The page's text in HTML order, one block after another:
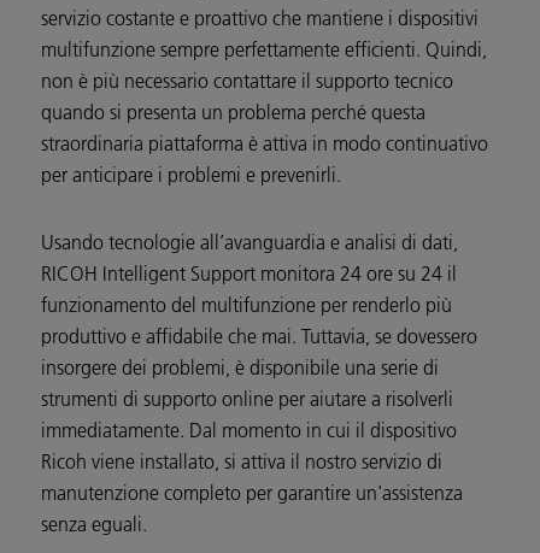
servizio costante e proattivo che mantiene i dispositivi
multifunzione sempre perfettamente efficienti. Quindi,
non è più necessario contattare il supporto tecnico
quando si presenta un problema perché questa
straordinaria piattaforma è attiva in modo continuativo
per anticipare i problemi e prevenirli.
Usando tecnologie all’avanguardia e analisi di dati,
RICOH Intelligent Support monitora 24 ore su 24 il
funzionamento del multifunzione per renderlo più
produttivo e affidabile che mai. Tuttavia, se dovessero
insorgere dei problemi, è disponibile una serie di
strumenti di supporto online per aiutare a risolverli
immediatamente. Dal momento in cui il dispositivo
Ricoh viene installato, si attiva il nostro servizio di
manutenzione completo per garantire un'assistenza
senza eguali.